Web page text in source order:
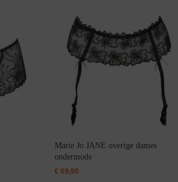
Marie Jo JANE overige dames
ondermode
€ 69,90